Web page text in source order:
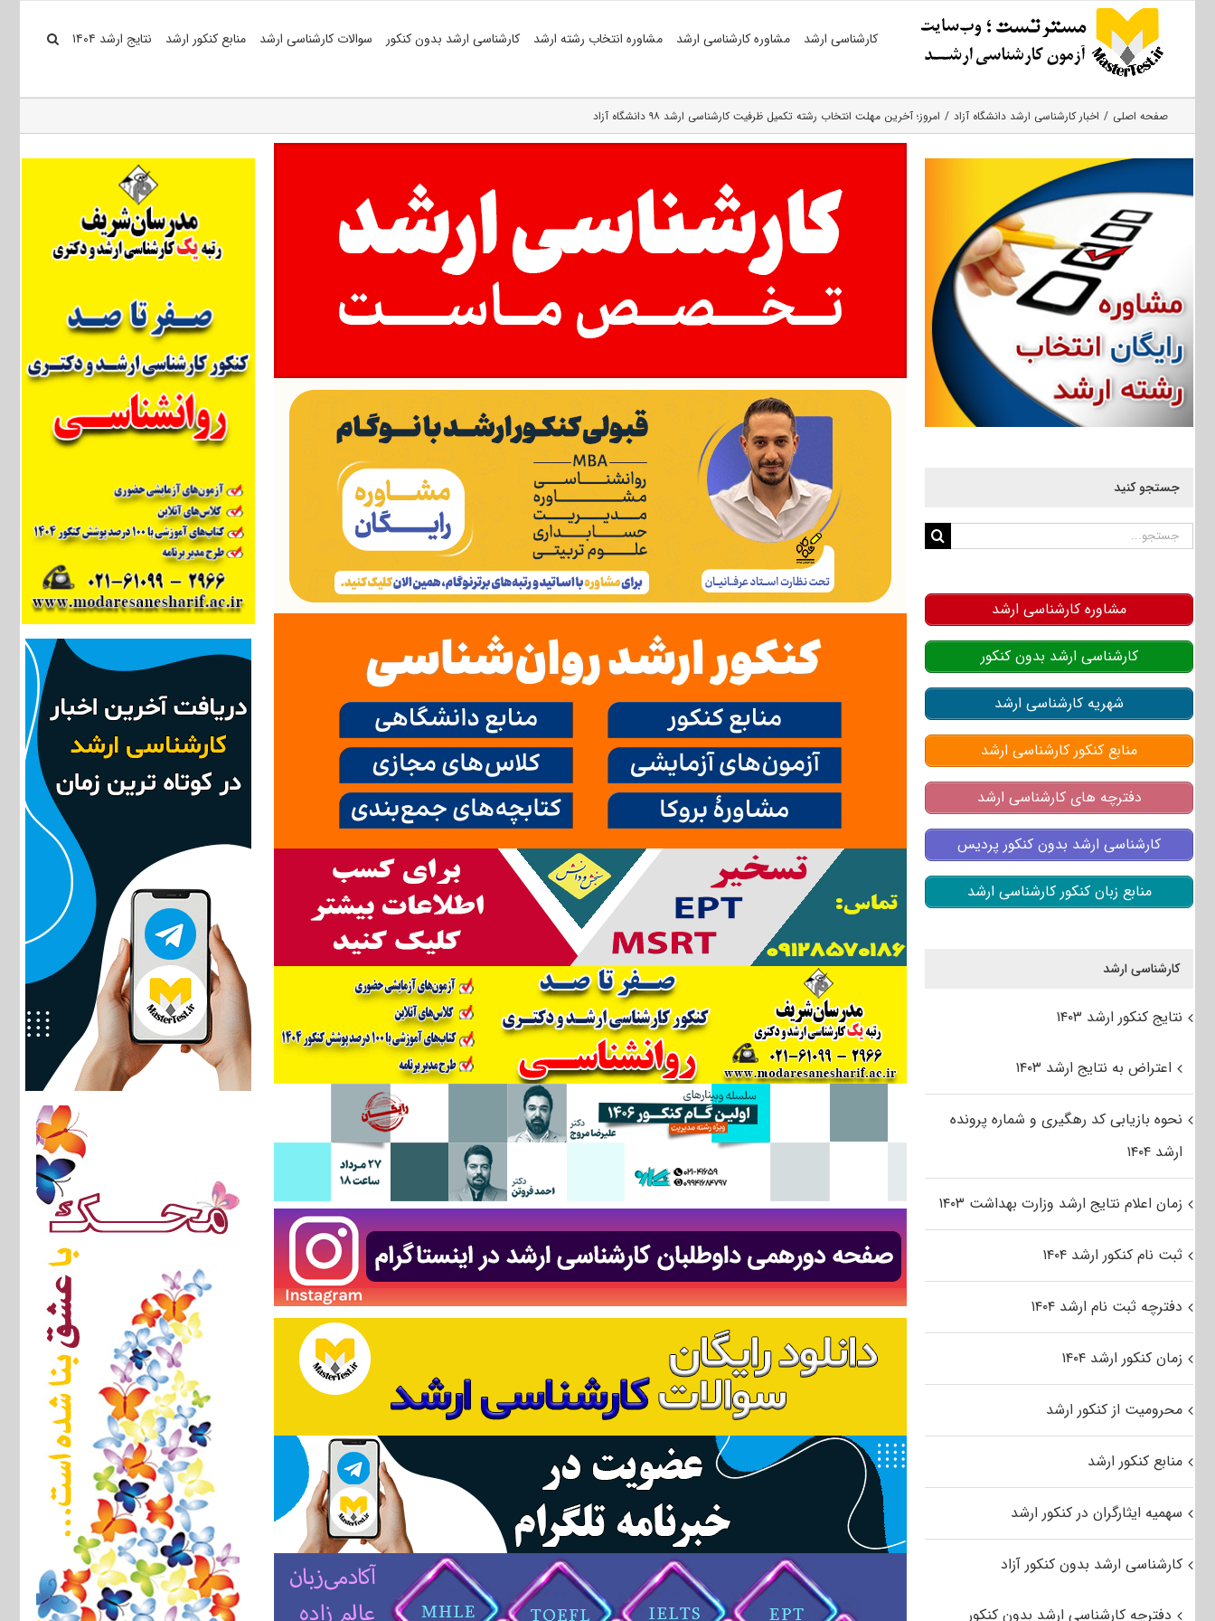
کارشناسی ارشد مشاوره کارشناسی ارشد مشاوره انتخاب رشته ارشد کارشناسی ارشد بدون کنکور سوالات کارشناسی ارشد منابع کنکور ارشد نتایج ارشد ۱۴۰۴
صفحه اصلی اخبار کارشناسی ارشد دانشگاه آزاد امروز؛ آخرین مهلت انتخاب رشته تکمیل ظرفیت کارشناسی ارشد ۹۸ دانشگاه آزاد
جستجو کنید
جستجو
مشاوره کارشناسی ارشد
کارشناسی ارشد بدون کنکور
شهریه کارشناسی ارشد
منابع کنکور کارشناسی ارشد
دفترچه های کارشناسی ارشد
کارشناسی ارشد بدون کنکور پردیس
منابع زبان کنکور کارشناسی ارشد
کارشناسی ارشد
نتایج کنکور ارشد ۱۴۰۳
اعتراض به نتایج ارشد ۱۴۰۳
نحوه بازیابی کد رهگیری و شماره پرونده
ارشد ۱۴۰۴
زمان اعلام نتایج ارشد وزارت بهداشت ۱۴۰۳
ثبت نام کنکور ارشد ۱۴۰۴
دفترچه ثبت نام ارشد ۱۴۰۴
زمان کنکور ارشد ۱۴۰۴
محرومیت از کنکور ارشد
منابع کنکور ارشد
سهمیه ایثارگران در کنکور ارشد
کارشناسی ارشد بدون کنکور آزاد
دفترچه کارشناسی ارشد بدون کنکور